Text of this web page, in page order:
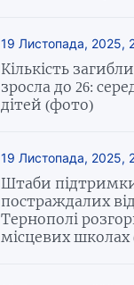
19 Листопада, 2025,
Кількість
зросла до 26:
дітей (фото)
19 Листопада, 2025,
Штаби
постраждалих від
Тернополі
місцевих школах